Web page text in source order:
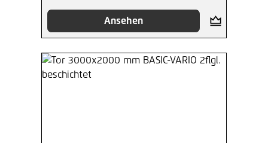
Ansehen